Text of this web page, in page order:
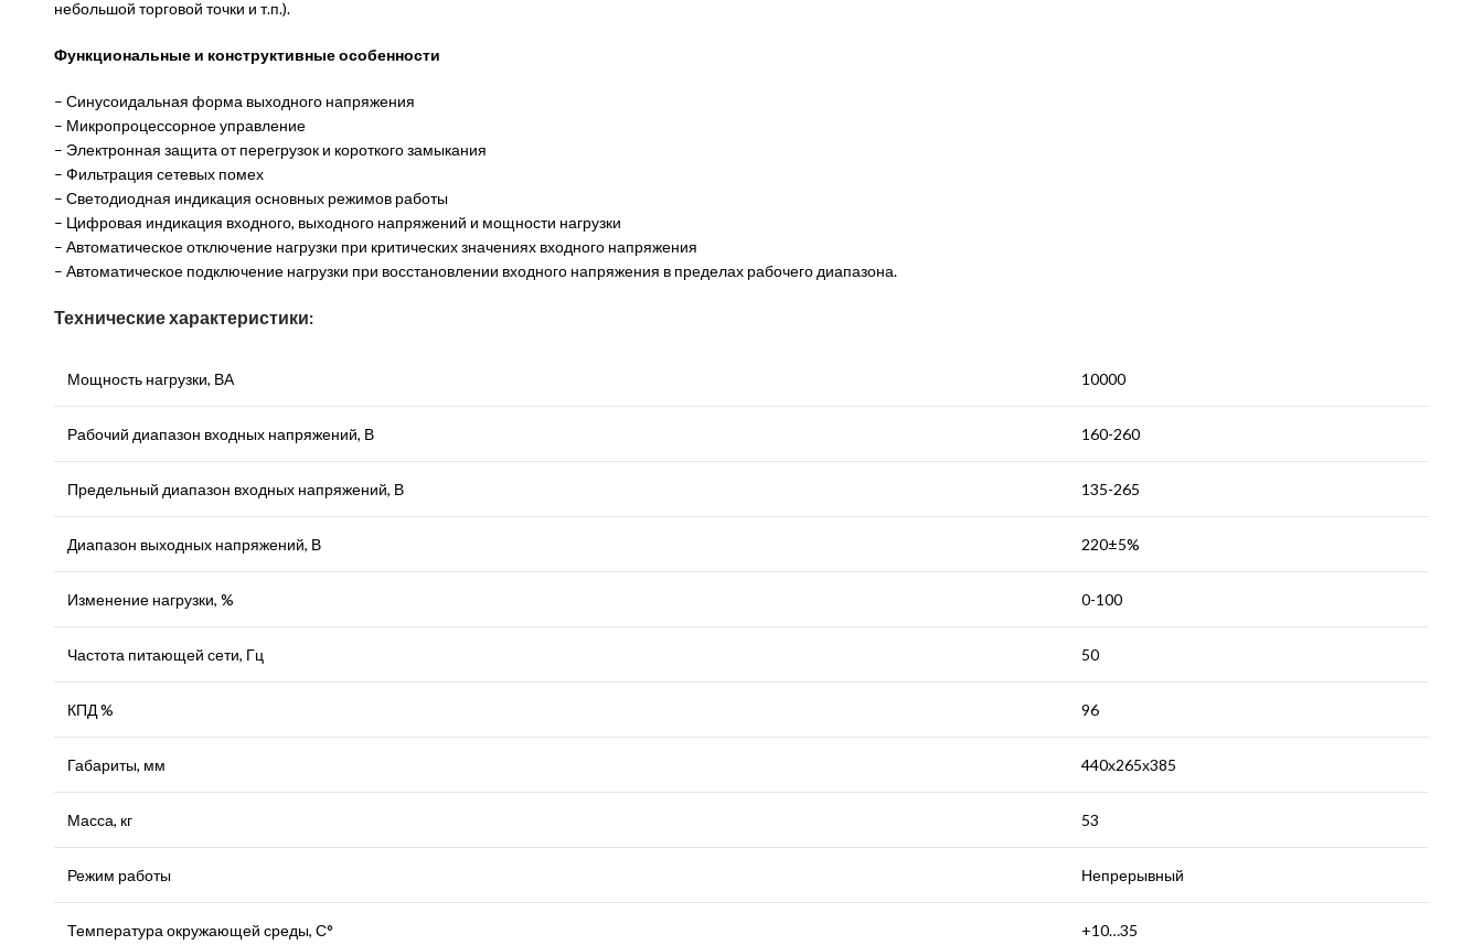
небольшой торговой точки и т.п.).
Функциональные и конструктивные особенности
– Синусоидальная форма выходного напряжения
– Микропроцессорное управление
– Электронная защита от перегрузок и короткого замыкания
– Фильтрация сетевых помех
– Светодиодная индикация основных режимов работы
– Цифровая индикация входного, выходного напряжений и мощности нагрузки
– Автоматическое отключение нагрузки при критических значениях входного напряжения
– Автоматическое подключение нагрузки при восстановлении входного напряжения в пределах рабочего диапазона.
Технические характеристики:
Мощность нагрузки, ВА 10000
Рабочий диапазон входных напряжений, В 160-260
Предельный диапазон входных напряжений, В 135-265
Диапазон выходных напряжений, В 220±5%
Изменение нагрузки, % 0-100
Частота питающей сети, Гц 50
КПД % 96
Габариты, мм 440х265х385
Масса, кг 53
Режим работы Непрерывный
Температура окружающей среды, С° +10…35